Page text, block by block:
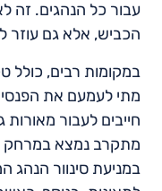
עבור כל הנהגים. זה
הכביש, אלא גם עוזר
במקומות רבים, כולל
מתי לעמעם את
חייבים לעבור
במניעת סינוור הנהג